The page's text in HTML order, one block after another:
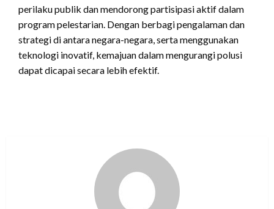
perilaku publik dan mendorong partisipasi aktif dalam
program pelestarian. Dengan berbagi pengalaman dan
strategi di antara negara-negara, serta menggunakan
teknologi inovatif, kemajuan dalam mengurangi polusi
dapat dicapai secara lebih efektif.